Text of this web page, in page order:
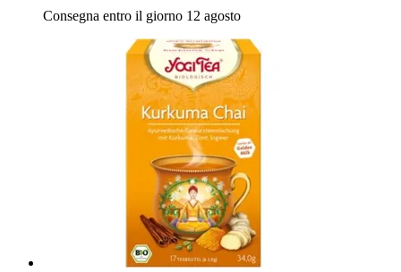
Consegna entro il giorno 12 agosto